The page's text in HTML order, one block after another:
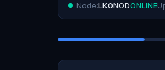
Node:LK0NODONLINE